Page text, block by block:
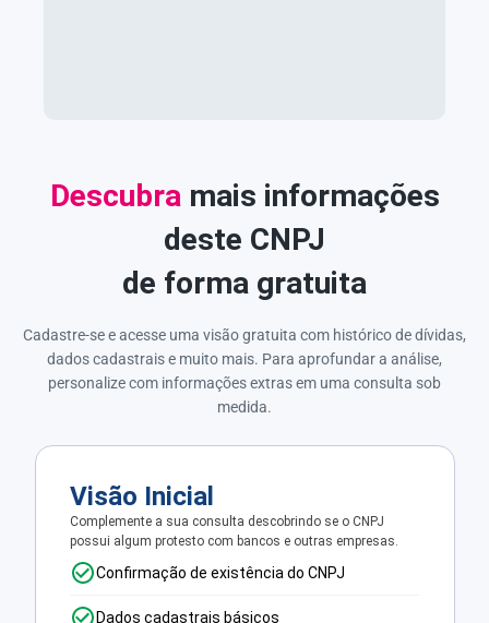
Descubramais informações
deste CNPJ
de forma gratuita
Cadastre-se e acesse uma visão gratuita com histórico de dívidas,
dados cadastrais e muito mais. Para aprofundar a análise,
personalize com informações extras em uma consulta sob
medida.
Visão Inicial
Complemente a sua consulta descobrindo se o CNPJ
possui algum protesto com bancos e outras empresas.
Confirmação de existência do CNPJ
Dados cadastrais básicos